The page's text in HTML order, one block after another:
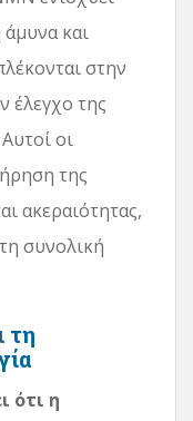
άμυνα και
στην
έλεγχο της
οι
της
ακεραιότητας,
συνολική
τη
ότι η